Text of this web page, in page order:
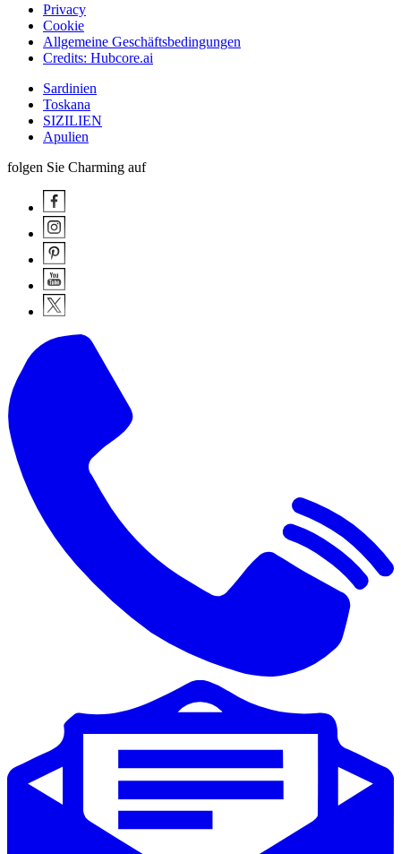
Privacy
Cookie
Allgemeine Geschäftsbedingungen
Credits: Hubcore.ai
Sardinien
Toskana
SIZILIEN
Apulien
folgen Sie Charming auf